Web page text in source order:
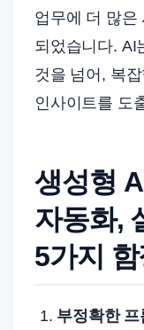
업무에 더 많은
되었습니다. AI
것을 넘어, 복
인사이트를 도
생성형
자동화,
5가지 함
부정확한